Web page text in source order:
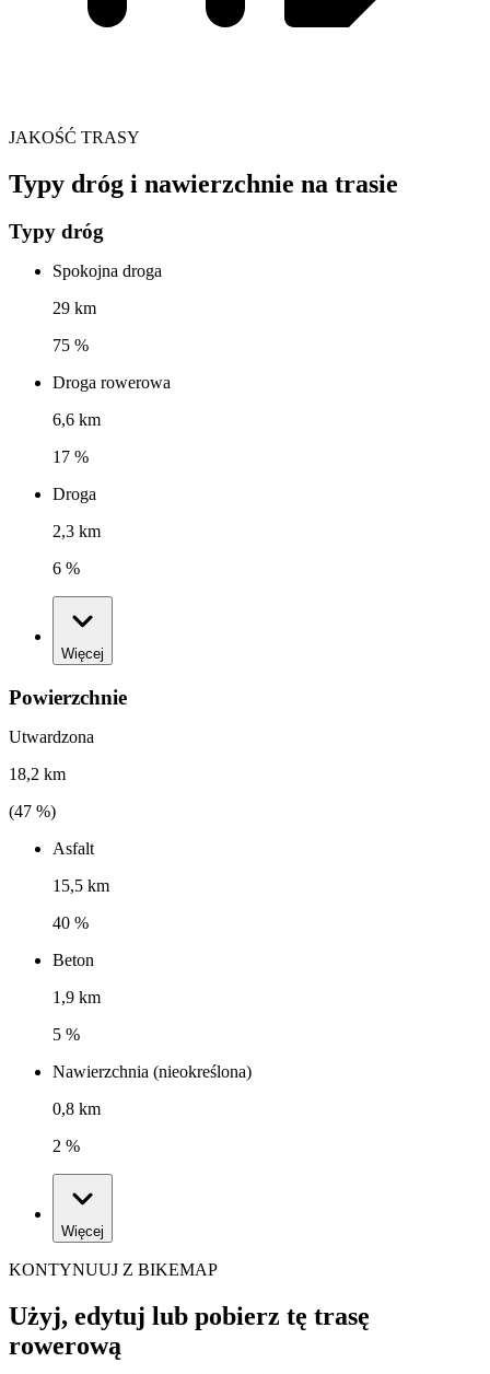
JAKOŚĆ TRASY
Typy dróg i nawierzchnie na trasie
Typy dróg
Spokojna droga
29 km
75 %
Droga rowerowa
6,6 km
17 %
Droga
2,3 km
6 %
Więcej
Powierzchnie
Utwardzona
18,2 km
(47 %)
Asfalt
15,5 km
40 %
Beton
1,9 km
5 %
Nawierzchnia (nieokreślona)
0,8 km
2 %
Więcej
KONTYNUUJ Z BIKEMAP
Użyj, edytuj lub pobierz tę trasę
rowerową